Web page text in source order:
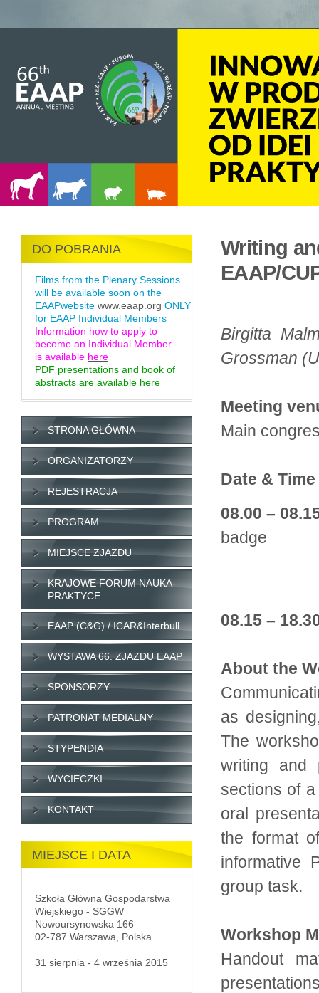
DO POBRANIA
Films from the Plenary Sessions
will be available soon on the
EAAPwebsite www.eaap.org ONLY
for EAAP Individual Members
Information how to apply to
become an Individual Member
is available here
PDF presentations and book of
abstracts are available here
STRONA GŁÓWNA
ORGANIZATORZY
REJESTRACJA
PROGRAM
MIEJSCE ZJAZDU
KRAJOWE FORUM NAUKA-
PRAKTYCE
EAAP (C&G) / ICAR&Interbull
WYSTAWA 66. ZJAZDU EAAP
SPONSORZY
PATRONAT MEDIALNY
STYPENDIA
WYCIECZKI
KONTAKT
MIEJSCE I DATA
Szkoła Główna Gospodarstwa
Wiejskiego - SGGW
Nowoursynowska 166
02-787 Warszawa, Polska
31 sierpnia - 4 września 2015
Writing
EAAP/
Birgitta
Grossman
Meeting
Main
Date &
08.00 –
badge
08.15 –
About the
as
The
writing and
sections of
oral
the format
informative
group task.
Workshop
Handout